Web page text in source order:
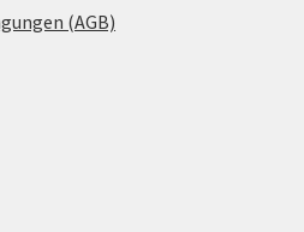
(AGB)